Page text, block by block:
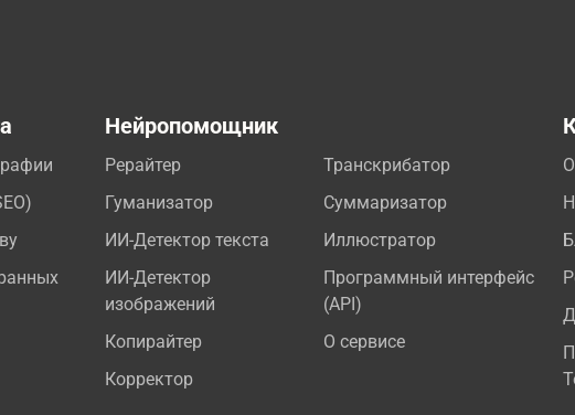
Нейропомощник
Рерайтер
Гуманизатор
ИИ-Детектор текста
ИИ-Детектор
изображений
Копирайтер
Корректор
Транскрибатор
Суммаризатор
Иллюстратор
Программный интерфейс
(API)
О сервисе